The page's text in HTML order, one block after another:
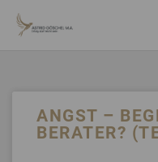
INHALT
ANGST –
BERATER?